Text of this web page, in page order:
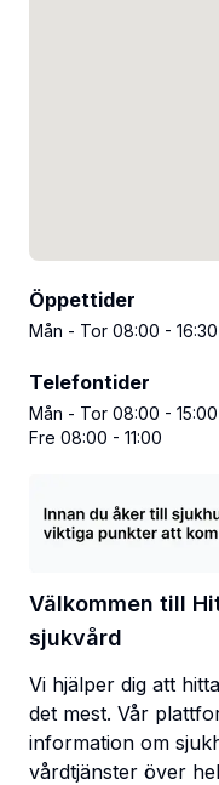
Öppettider
Mån - Tor 08:00 - 16:30
Telefontider
Mån - Tor 08:00 - 15:00
Fre 08:00 - 11:00
Välkommen till
sjukvård
Vi hjälper dig att
det mest. Vår
information om
vårdtjänster över